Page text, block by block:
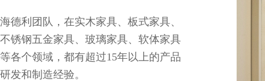
海德利团队，在实木家具、板式家具、
不锈钢五金家具、玻璃家具、软体家具
等各个领域，都有超过15年以上的产品
研发和制造经验。